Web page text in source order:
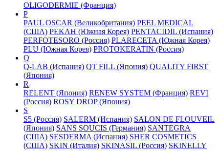
OLIGODERMIE (Франция)
P
PAUL OSCAR (Великобритания) PEEL MEDICAL
(США) PEKAH (Южная Корея) PENTACIDIL (Испания)
PERFOTESORO (Россия) PLARECETA (Южная Корея)
PLU (Южная Корея) PROTOKERATIN (Россия)
Q
Q-LAB (Испания) QT FILL (Япония) QUALITY FIRST
(Япония)
R
RELENT (Япония) RENEW SYSTEM (Франция) REVI
(Россия) ROSY DROP (Япония)
S
S5 (Россия) SALERM (Испания) SALON DE FLOUVEIL
(Япония) SANS SOUCIS (Германия) SANTEGRA
(США) SESDERMA (Испания) SHER COSMETICS
(США) SKIN (Италия) SKINASIL (Россия) SKINELLY